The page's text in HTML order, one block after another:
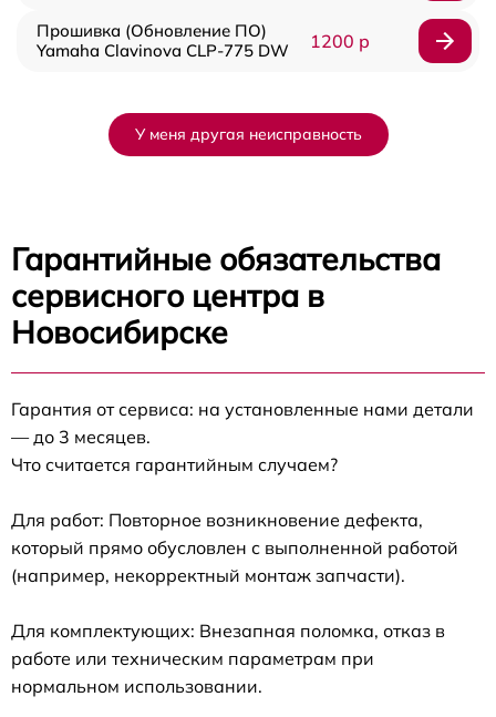
Прошивка (Обновление ПО)
Yamaha Clavinova CLP-775 DW
1200 р
У меня другая неисправность
Гарантийные обязательства
сервисного центра в
Новосибирске
Гарантия от сервиса: на установленные нами детали
— до 3 месяцев.
Что считается гарантийным случаем?
Для работ: Повторное возникновение дефекта,
который прямо обусловлен с выполненной работой
(например, некорректный монтаж запчасти).
Для комплектующих: Внезапная поломка, отказ в
работе или техническим параметрам при
нормальном использовании.